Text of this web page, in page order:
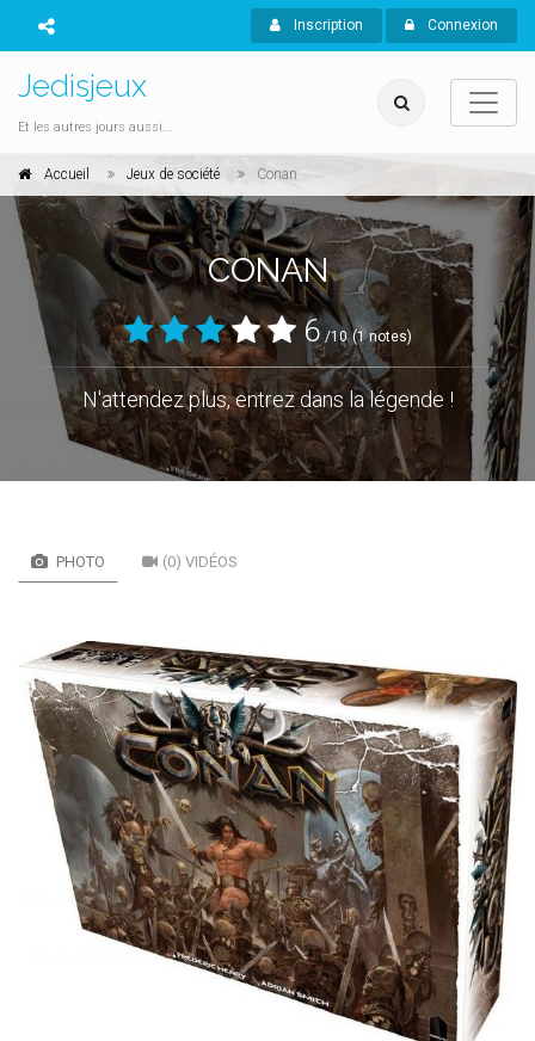
Inscription Connexion
Jedisjeux
Et les autres jours aussi...
Accueil Jeux de société Conan
CONAN
6 /10 (1 notes)
N'attendez plus, entrez dans la légende !
PHOTO (0) VIDÉOS